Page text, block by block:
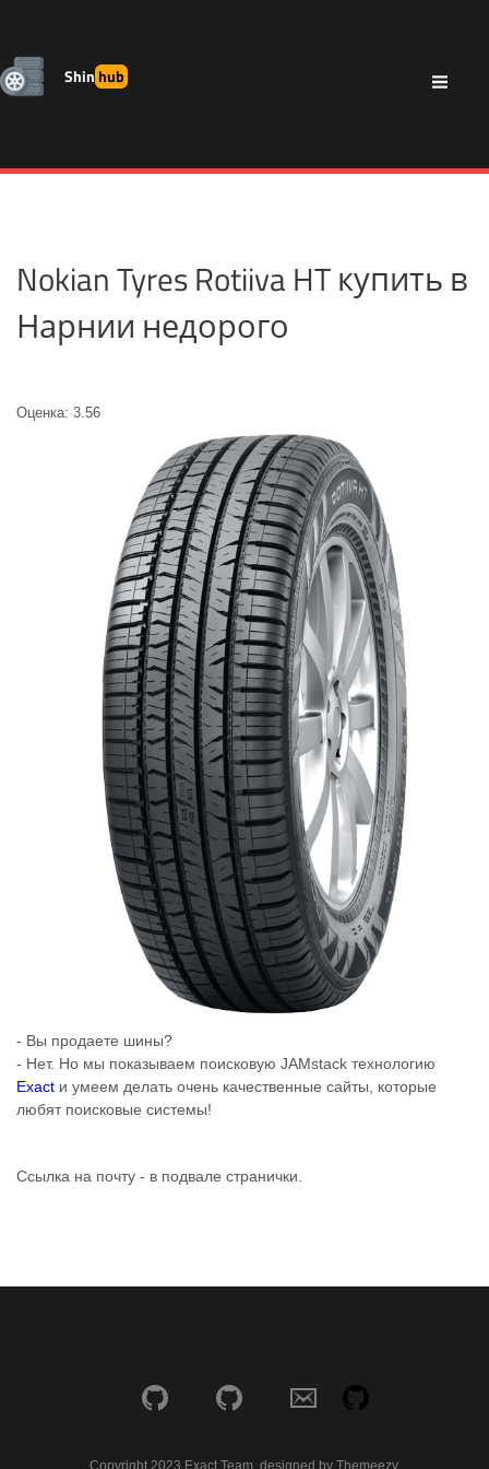
Shinhub
Nokian Tyres Rotiiva HT купить в
Нарнии недорого
Оценка: 3.56
- Вы продаете шины?
- Нет. Но мы показываем поисковую JAMstack технологию
Exact и умеем делать очень качественные сайты, которые
любят поисковые системы!
Ссылка на почту - в подвале странички.